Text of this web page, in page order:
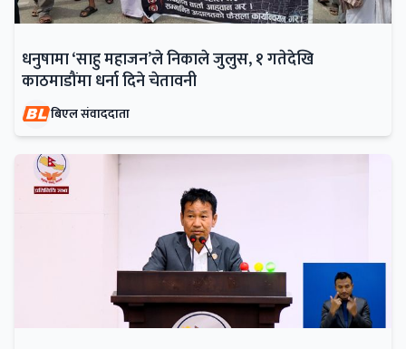
धनुषामा ‘साहु महाजन’ले निकाले जुलुस, १ गतेदेखि
काठमाडौंमा धर्ना दिने चेतावनी
बिएल संवाददाता